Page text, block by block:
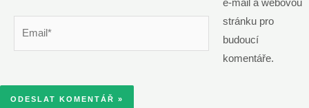
e-mail a webovou
stránku pro
budoucí
komentáře.